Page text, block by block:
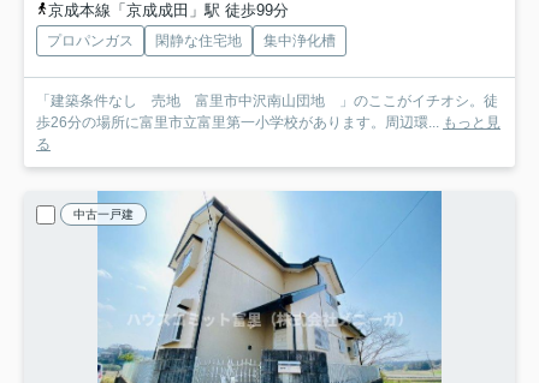
京成本線「京成成田」駅 徒歩99分
プロパンガス 閑静な住宅地 集中浄化槽
「建築条件なし 売地 富里市中沢南山団地 」のここがイチオシ。徒
歩26分の場所に富里市立富里第一小学校があります。周辺環... もっと見
る
中古一戸建